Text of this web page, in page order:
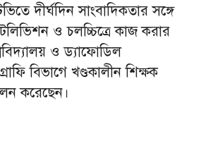
দীর্ঘদিন সাংবাদিকতার সঙ্গে
ও চলচ্চিত্রে কাজ করার
ও ড্যাফোডিল
বিভাগে খণ্ডকালীন শিক্ষক
করেছেন।